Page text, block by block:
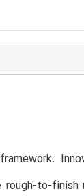
to-finish